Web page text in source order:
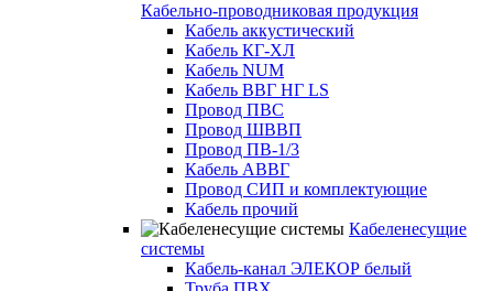
Кабельно-проводниковая продукция
Кабель аккустический
Кабель КГ-ХЛ
Кабель NUM
Кабель ВВГ НГ LS
Провод ПВС
Провод ШВВП
Провод ПВ-1/3
Кабель АВВГ
Провод СИП и комплектующие
Кабель прочий
Кабеленесущие
системы
Кабель-канал ЭЛЕКОР белый